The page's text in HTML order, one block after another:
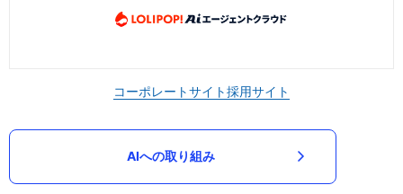
コーポレートサイト採用サイト
AIへの取り組み